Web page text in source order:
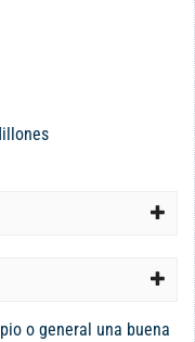
o general una buena